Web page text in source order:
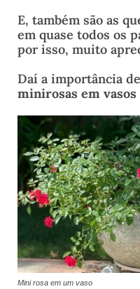
E, também são as
em quase todos os
por isso, muito
Daí a importância
minirosas em vasos
Mini rosa em um vaso